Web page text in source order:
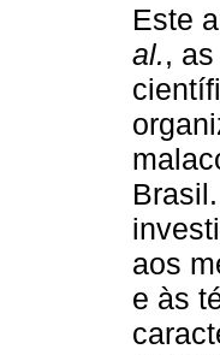
Este
al.,
aos
e às